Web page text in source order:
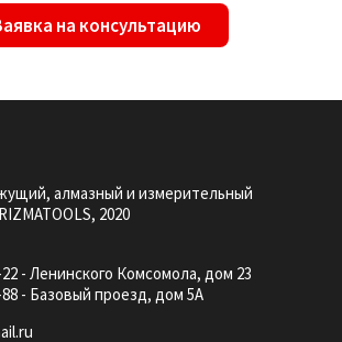
на консультацию
алмазный и измерительный
2020
22 - Ленинского Комсомола, дом 23
88 - Базовый проезд, дом 5А